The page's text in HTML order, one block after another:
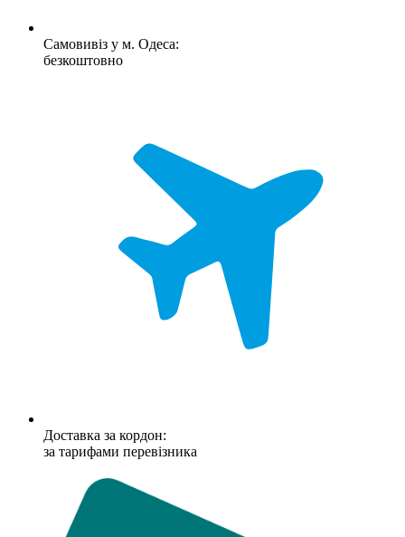
Самовивіз у м. Одеса:
безкоштовно
Доставка за кордон:
за тарифами перевізника